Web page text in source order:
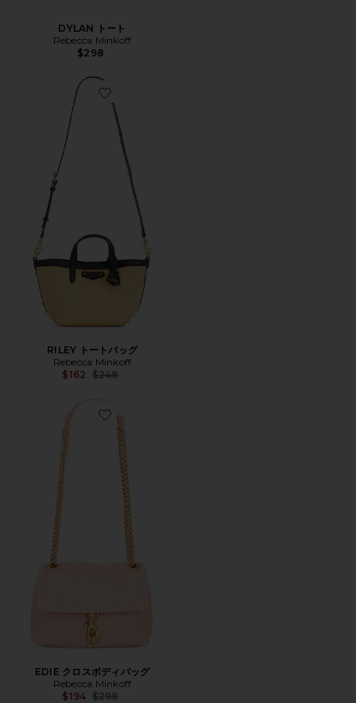
DYLAN トート
Rebecca Minkoff
$298
Favorite RILEY トートバッグ
RILEY トートバッグ
Rebecca Minkoff
$162 Previous price:
$248
Favorite EDIE クロスボディバッグ
EDIE クロスボディバッグ
Rebecca Minkoff
$194 Previous price:
$298